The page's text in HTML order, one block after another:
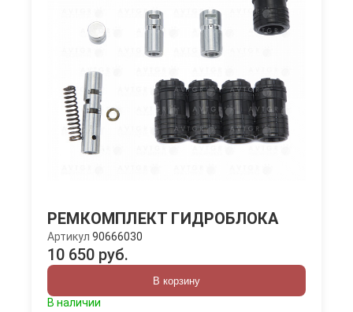
РЕМКОМПЛЕКТ ГИДРОБЛОКА
Артикул 90666030
10 650 руб.
В корзину
В наличии